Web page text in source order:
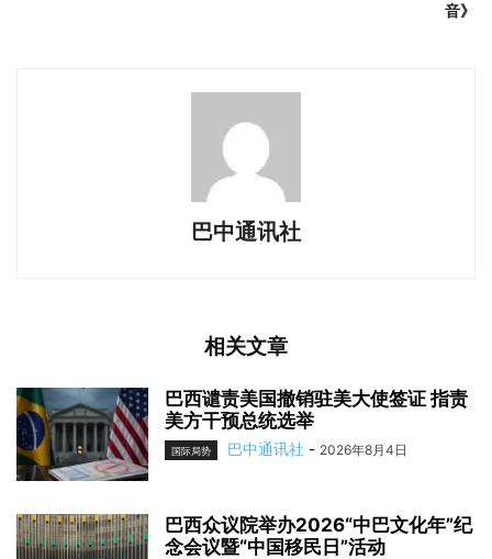
音》
巴中通讯社
相关文章
巴西谴责美国撤销驻美大使签证 指责
美方干预总统选举
国际局势 巴中通讯社 - 2026年8月4日
巴西众议院举办2026“中巴文化年”纪
念会议暨“中国移民日”活动